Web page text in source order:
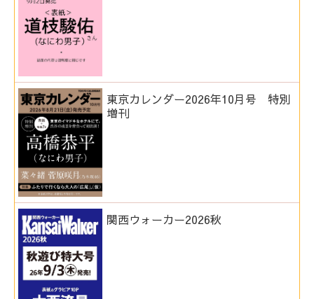
東京カレンダー2026年10月号 特別
増刊
関西ウォーカー2026秋